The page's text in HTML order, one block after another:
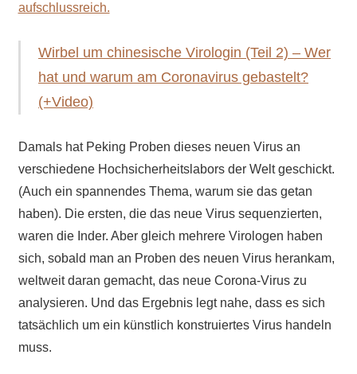
aufschlussreich.
Wirbel um chinesische Virologin (Teil 2) – Wer
hat und warum am Coronavirus gebastelt?
(+Video)
Damals hat Peking Proben dieses neuen Virus an
verschiedene Hochsicherheitslabors der Welt geschickt.
(Auch ein spannendes Thema, warum sie das getan
haben). Die ersten, die das neue Virus sequenzierten,
waren die Inder. Aber gleich mehrere Virologen haben
sich, sobald man an Proben des neuen Virus herankam,
weltweit daran gemacht, das neue Corona-Virus zu
analysieren. Und das Ergebnis legt nahe, dass es sich
tatsächlich um ein künstlich konstruiertes Virus handeln
muss.